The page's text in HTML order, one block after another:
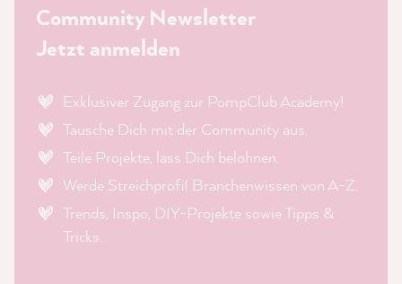
Community Newsletter
Jetzt anmelden
Exklusiver Zugang zur PompClub Academy!
Tausche Dich mit der Community aus.
Teile Projekte, lass Dich belohnen.
Werde Streichprofi! Branchenwissen von A-Z.
Trends, Inspo, DIY-Projekte sowie Tipps &
Tricks.